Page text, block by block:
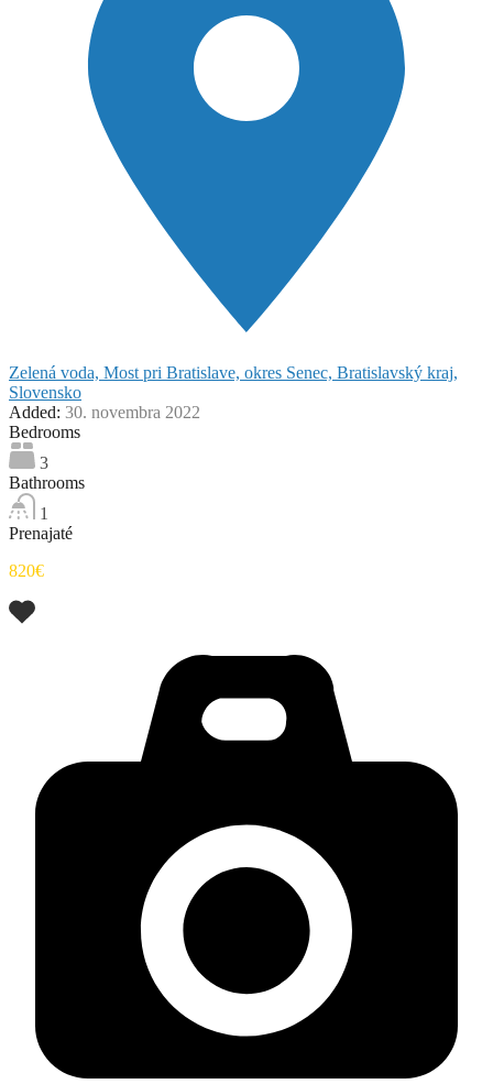
Zelená voda, Most pri Bratislave, okres Senec, Bratislavský kraj,
Slovensko
Added: 30. novembra 2022
Bedrooms
3
Bathrooms
1
Prenajaté
820€